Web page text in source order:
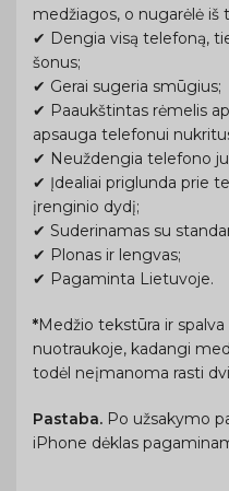
medžiagos, o nugarėlė iš
✔ Dengia visą telefoną,
šonus;
✔ Gerai sugeria smūgius;
✔ Paaukštintas rėmelis
apsauga telefonui
✔ Neuždengia telefono
✔ Įdealiai priglunda prie
įrenginio dydį;
✔ Suderinamas su
✔ Plonas ir lengvas;
✔ Pagaminta Lietuvoje.
*Medžio tekstūra ir
nuotraukoje, kadangi
todėl neįmanoma rasti
Pastaba. Po užsakymo
iPhone dėklas